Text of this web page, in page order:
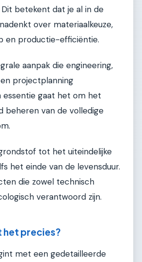
Dit betekent dat je al in de
over materiaalkeuze,
en productie-efficiëntie.
aanpak die engineering,
projectplanning
essentie gaat het om het
beheren van de volledige
tot het uiteindelijke
het einde van de levensduur.
die zowel technisch
verantwoord zijn.
het precies?
met een gedetailleerde